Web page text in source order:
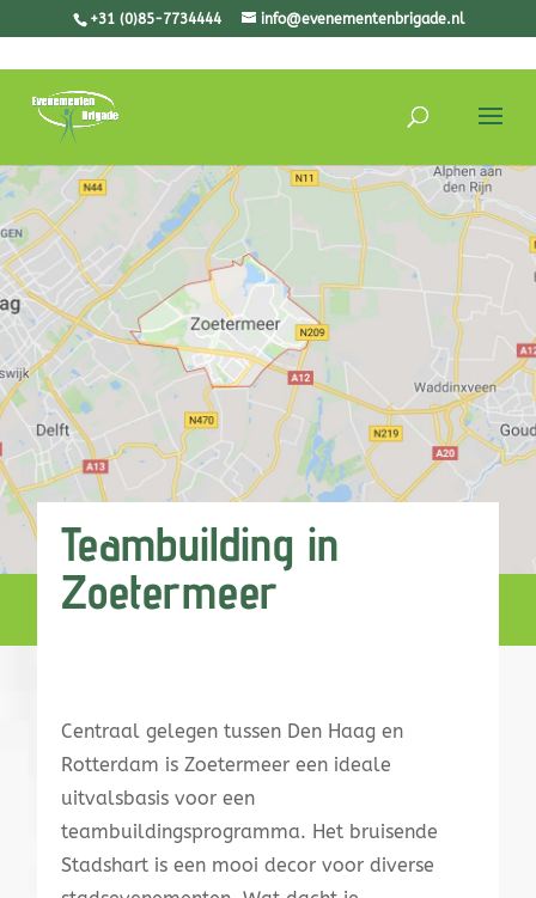
+31 (0)85-7734444 info@evenementenbrigade.nl
Teambuilding in
Zoetermeer
Centraal gelegen tussen Den Haag en
Rotterdam is Zoetermeer een ideale
uitvalsbasis voor een
teambuildingsprogramma. Het bruisende
Stadshart is een mooi decor voor diverse